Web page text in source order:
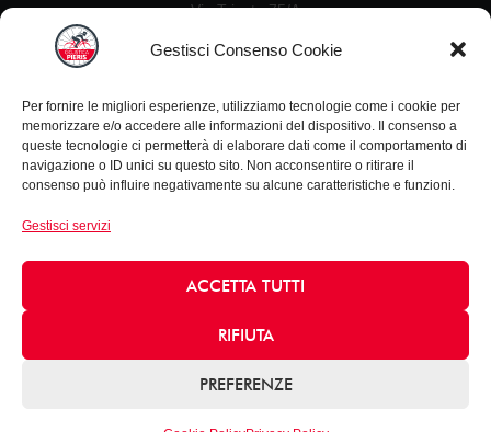
Gestisci Consenso Cookie
Per fornire le migliori esperienze, utilizziamo tecnologie come i cookie per
memorizzare e/o accedere alle informazioni del dispositivo. Il consenso a
queste tecnologie ci permetterà di elaborare dati come il comportamento di
navigazione o ID unici su questo sito. Non acconsentire o ritirare il
consenso può influire negativamente su alcune caratteristiche e funzioni.
Gestisci servizi
ACCETTA TUTTI
RIFIUTA
PREFERENZE
Via Trieste 75/A
Ezio De Crignis: 328 2637451
Guido Carlet: 333 5342954
Nillo Canciani: 338 4933730
Leonardo Zanello: 347 4656952
Privacy Policy